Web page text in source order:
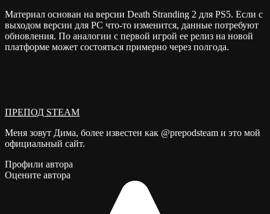
Материал основан на версии Death Stranding 2 для PS5. Если с
выходом версии для PC что-то изменится, данные потребуют
обновления. По аналогии с первой игрой ее релиз на новой
платформе может состояться примерно через полгода.
ПРЕПОД STEAM
Меня зовут Дима, более известен как @prepodsteam и это мой
официальный сайт.
Профили автора
Оцените автора